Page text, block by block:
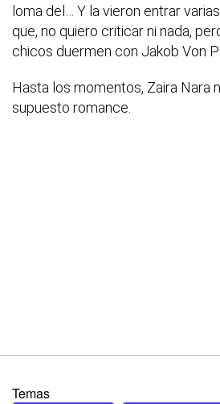
loma del… Y la vieron entrar
que, no quiero criticar ni nada,
chicos duermen con Jakob Von
Hasta los momentos, Zaira Nara
supuesto romance.
Temas